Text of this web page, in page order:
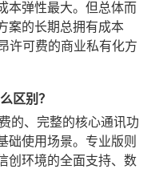
本弹性最大。但总体而
案的长期总拥有成本
许可费的商业私有化方
区别？
的、完整的核心通讯功
础使用场景。专业版则
创环境的全面支持、数